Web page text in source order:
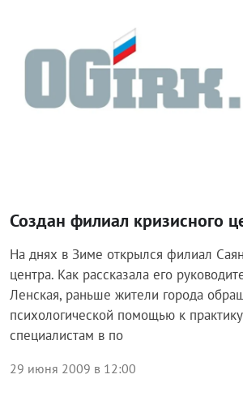
Создан филиал кризисного
На днях в Зиме открылся филиал
центра. Как рассказала его
Ленская, раньше жители города
психологической помощью к
специалистам в по
29 июня 2009 в 12:00